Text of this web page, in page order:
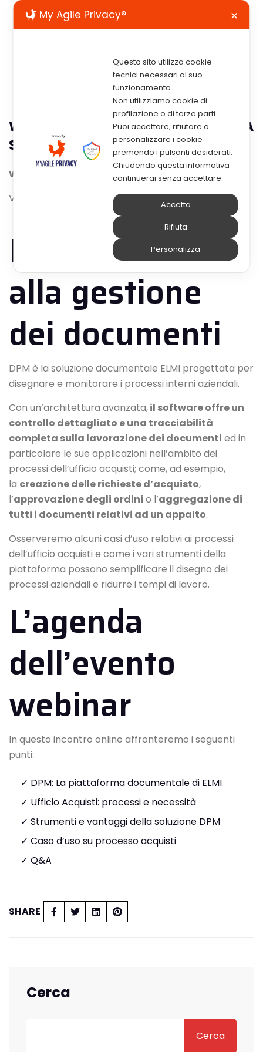
Webinar | La Gestione Documentale A
Supporto Dell’ufficio Acquisti
Webinar | 31 gennaio 2024 ore 15.30
Visualizza la registrazione
La soluzione
alla gestione
dei documenti
DPM è la soluzione documentale ELMI progettata per
disegnare e monitorare i processi interni aziendali.
Con un’architettura avanzata,il software offre un
controllo dettagliato e una tracciabilità
completa sulla lavorazione dei documenti ed in
particolare le sue applicazioni nell’ambito dei
processi dell’ufficio acquisti; come, ad esempio,
la creazione delle richieste d’acquisto,
l’approvazione degli ordini o l’aggregazione di
tutti i documenti relativi ad un appalto.
Osserveremo alcuni casi d’uso relativi ai processi
dell’ufficio acquisti e come i vari strumenti della
piattaforma possono semplificare il disegno dei
processi aziendali e ridurre i tempi di lavoro.
L’agenda
dell’evento
webinar
In questo incontro online affronteremo i seguenti
punti:
✓ DPM: La piattaforma documentale di ELMI
✓ Ufficio Acquisti: processi e necessità
✓ Strumenti e vantaggi della soluzione DPM
✓ Caso d’uso su processo acquisti
✓ Q&A
SHARE
Cerca
Cerca
My Agile Privacy® ✕
Questo sito utilizza cookie
tecnici necessari al suo
funzionamento.
Non utilizziamo cookie di
profilazione o di terze parti.
Puoi accettare, rifiutare o
personalizzare i cookie
premendo i pulsanti desiderati.
Chiudendo questa informativa
continuerai senza accettare.
Accetta
Rifiuta
Personalizza